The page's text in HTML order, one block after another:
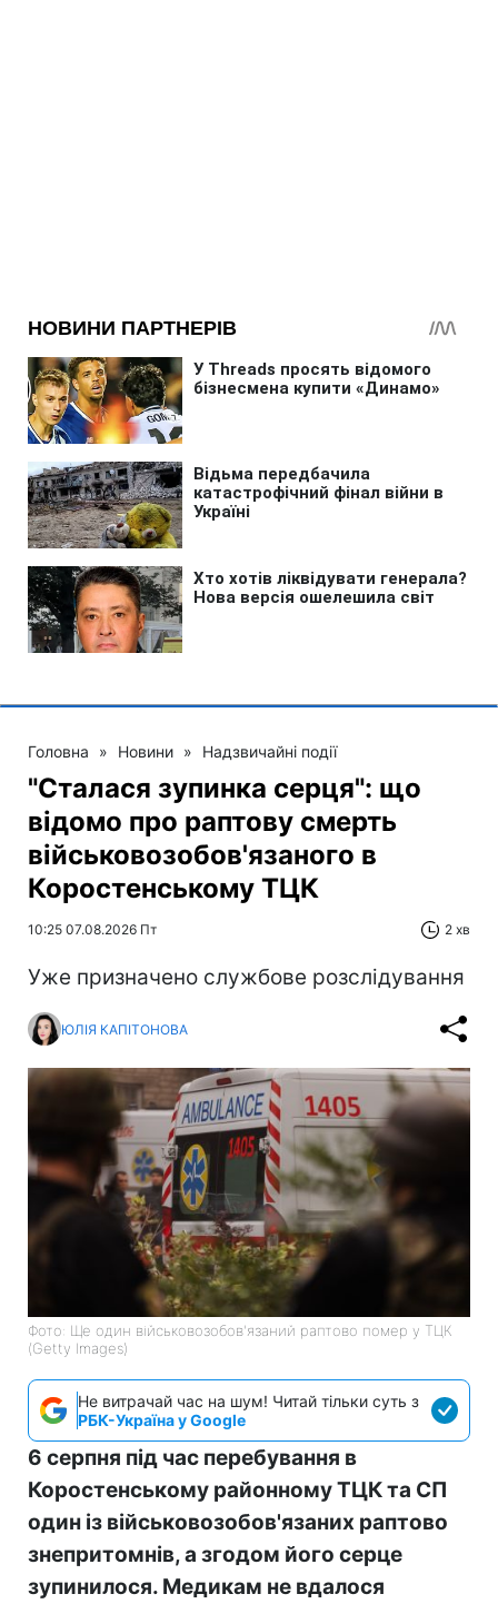
Головна » Новини » Надзвичайні події
"Сталася зупинка серця": що
відомо про раптову смерть
військовозобов'язаного в
Коростенському ТЦК
10:25 07.08.2026 Пт 2 хв
Уже призначено службове розслідування
ЮЛІЯ КАПІТОНОВА
Фото: Ще один військовозобов'язаний раптово помер у ТЦК
(Getty Images)
Не витрачай час на шум! Читай тільки суть з
РБК-Україна у Google
6 серпня під час перебування в
Коростенському районному ТЦК та СП
один із військовозобов'язаних раптово
знепритомнів, а згодом його серце
зупинилося. Медикам не вдалося